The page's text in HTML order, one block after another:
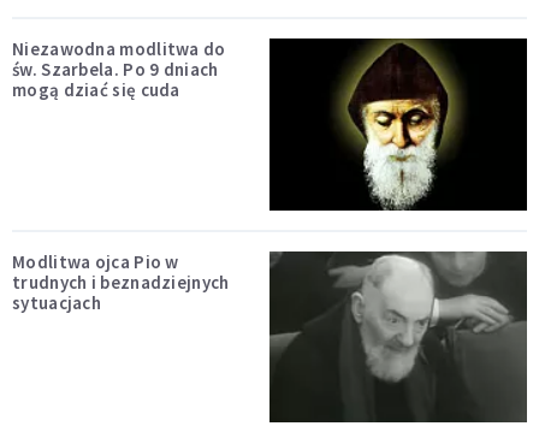
Niezawodna modlitwa do
św. Szarbela. Po 9 dniach
mogą dziać się cuda
Modlitwa ojca Pio w
trudnych i beznadziejnych
sytuacjach